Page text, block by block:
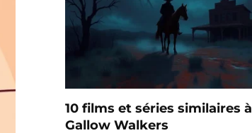
10 films et séries similaires à
Gallow Walkers